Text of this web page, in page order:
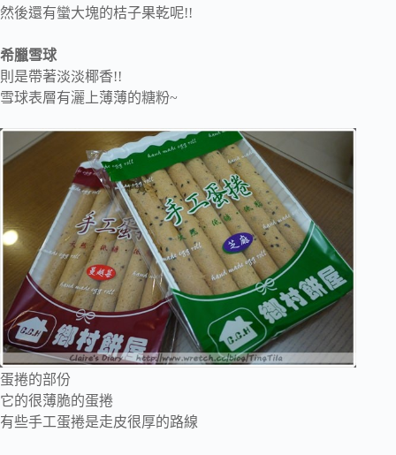
然後還有蠻大塊的桔子果乾呢!!
希臘雪球
則是帶著淡淡椰香!!
雪球表層有灑上薄薄的糖粉~
蛋捲的部份
它的很薄脆的蛋捲
有些手工蛋捲是走皮很厚的路線